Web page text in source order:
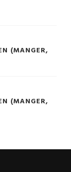
(MANGER,
(MANGER,